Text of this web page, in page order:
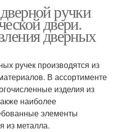
ручки
двери.
дверных
ручек производятся из
В ассортименте
изделия из
наиболее
элементы
из металла.